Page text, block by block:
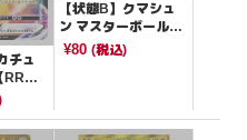
チュ
RR
【状態B】クマシュ
ン マスターボールミ
ラー【C】{028/086}
¥80 (税込)